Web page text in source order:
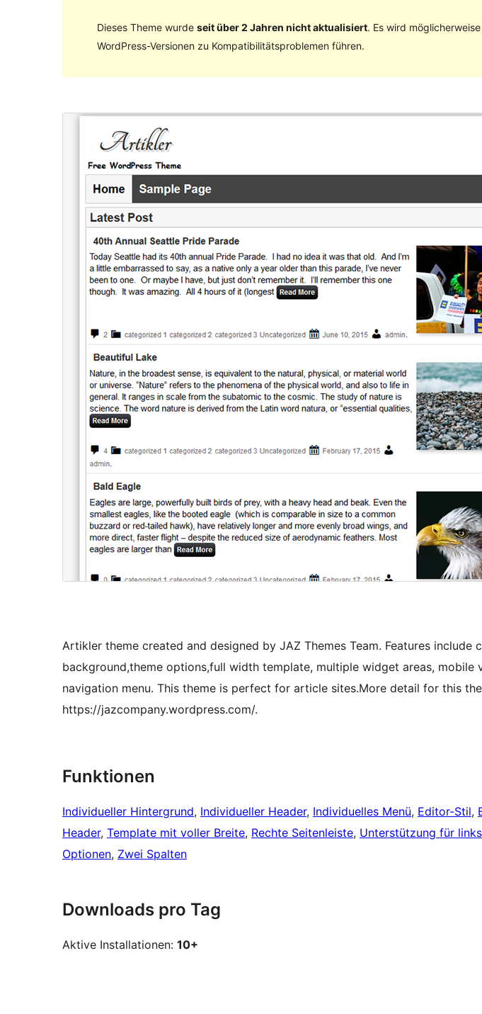
Dieses Theme wurde seit über 2 Jahren nicht aktualisiert. Es wird
WordPress-Versionen zu Kompatibilitätsproblemen führen.
Artikler theme created and designed by JAZ Themes Team. Features include
background,theme options,full width template, multiple widget areas, mobile
navigation menu. This theme is perfect for article sites.More detail for this
https://jazcompany.wordpress.com/.
Funktionen
Individueller Hintergrund, Individueller Header, Individuelles Menü, Editor-Stil,
Header, Template mit voller Breite, Rechte Seitenleiste, Unterstützung für
Optionen, Zwei Spalten
Downloads pro Tag
Aktive Installationen: 10+